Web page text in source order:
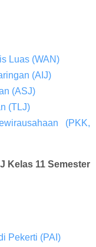
Luas (WAN)
(AIJ)
(ASJ)
(TLJ)
(PKK,
Kelas 11 Semester
Pekerti (PAI)